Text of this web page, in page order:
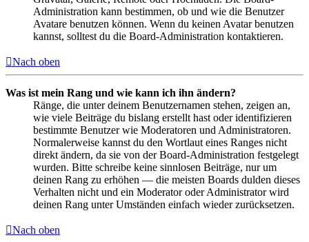
Administration kann bestimmen, ob und wie die Benutzer
Avatare benutzen können. Wenn du keinen Avatar benutzen
kannst, solltest du die Board-Administration kontaktieren.
Nach oben
Was ist mein Rang und wie kann ich ihn ändern?
Ränge, die unter deinem Benutzernamen stehen, zeigen an,
wie viele Beiträge du bislang erstellt hast oder identifizieren
bestimmte Benutzer wie Moderatoren und Administratoren.
Normalerweise kannst du den Wortlaut eines Ranges nicht
direkt ändern, da sie von der Board-Administration festgelegt
wurden. Bitte schreibe keine sinnlosen Beiträge, nur um
deinen Rang zu erhöhen — die meisten Boards dulden dieses
Verhalten nicht und ein Moderator oder Administrator wird
deinen Rang unter Umständen einfach wieder zurücksetzen.
Nach oben